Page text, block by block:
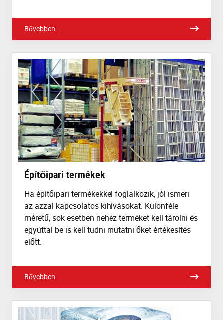
Bővebben…
Építőipari termékek
Ha építőipari termékekkel foglalkozik, jól ismeri
az azzal kapcsolatos kihívásokat. Különféle
méretű, sok esetben nehéz terméket kell tárolni és
egyúttal be is kell tudni mutatni őket értékesítés
előtt.
Bővebben…